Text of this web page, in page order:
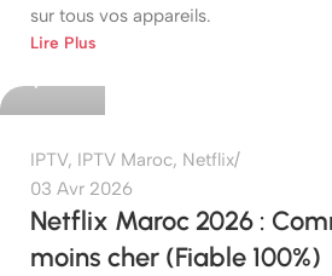
sur tous vos appareils.
Lire Plus
etshop
IPTV, IPTV Maroc, Netflix
03 Avr 2026
Netflix Maroc 2026 :
moins cher (Fiable 100%)